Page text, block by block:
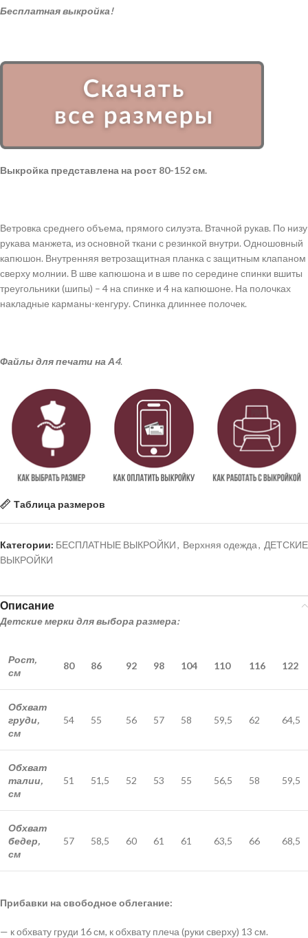
Бесплатная выкройка!
Выкройка представлена на рост 80-152 см.
Ветровка среднего объема, прямого силуэта. Втачной рукав. По низу
рукава манжета, из основной ткани с резинкой внутри. Одношовный
капюшон. Внутренняя ветрозащитная планка с защитным клапаном
сверху молнии. В шве капюшона и в шве по середине спинки вшиты
треугольники (шипы) – 4 на спинке и 4 на капюшоне. На полочках
накладные карманы-кенгуру. Спинка длиннее полочек.
Файлы для печати на А4.
Таблица размеров
Категории: БЕСПЛАТНЫЕ ВЫКРОЙКИ, Верхняя одежда, ДЕТСКИЕ
ВЫКРОЙКИ
Описание
Детские мерки для выбора размера:
Рост,
см
80 86 92 98 104 110 116 122
Обхват
груди,
см
54 55 56 57 58 59,5 62 64,5
Обхват
талии,
см
51 51,5 52 53 55 56,5 58 59,5
Обхват
бедер,
см
57 58,5 60 61 61 63,5 66 68,5
Прибавки на свободное облегание:
— к обхвату груди 16 см, к обхвату плеча (руки сверху) 13 см.